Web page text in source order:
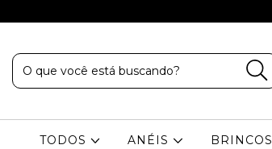
TODOS ANÉIS BRINCOS